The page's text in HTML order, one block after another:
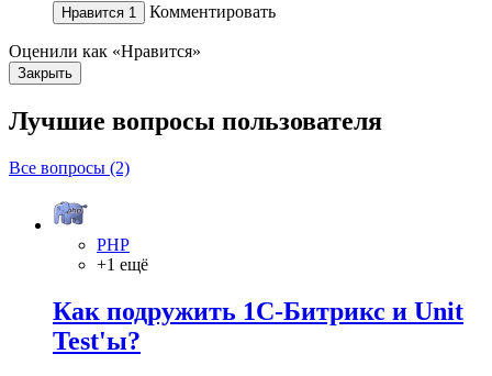
Нравится 1 Комментировать
Оценили как «Нравится»
Закрыть
Лучшие вопросы пользователя
Все вопросы (2)
PHP
+1 ещё
Как подружить 1С-Битрикс и Unit
Test'ы?